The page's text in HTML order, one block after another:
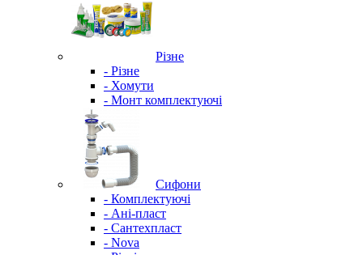
Різне
- Різне
- Хомути
- Монт комплектуючі
Сифони
- Комплектуючі
- Ані-пласт
- Сантехпласт
- Nova